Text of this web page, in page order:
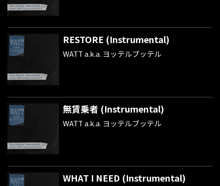
RESTORE (Instrumental)
WATT a.k.a. ヨッテルブッテル
無賃乗者 (Instrumental)
WATT a.k.a. ヨッテルブッテル
WHAT I NEED (Instrumental)